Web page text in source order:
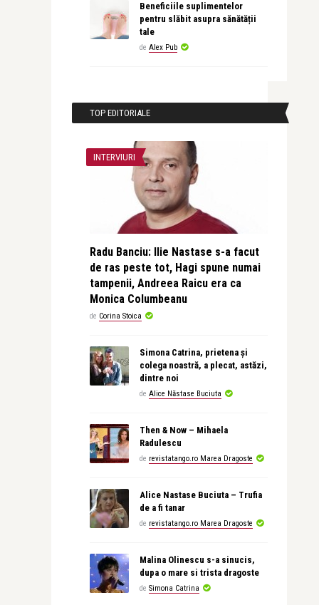
Beneficiile suplimentelor
pentru slăbit asupra sănătății
tale
de Alex Pub
TOP EDITORIALE
INTERVIURI
Radu Banciu: Ilie Nastase s-a facut
de ras peste tot, Hagi spune numai
tampenii, Andreea Raicu era ca
Monica Columbeanu
de Corina Stoica
Simona Catrina, prietena și
colega noastră, a plecat, astăzi,
dintre noi
de Alice Năstase Buciuta
Then & Now – Mihaela
Radulescu
de revistatango.ro Marea Dragoste
Alice Nastase Buciuta – Trufia
de a fi tanar
de revistatango.ro Marea Dragoste
Malina Olinescu s-a sinucis,
dupa o mare si trista dragoste
de Simona Catrina